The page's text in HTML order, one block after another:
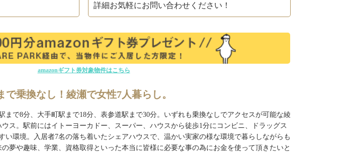
詳細お気軽にお問い合わせください！
amazonギフト券対象物件はこちら
乗換なし！綾瀬で女性7人暮らし。
まで8分、大手町駅まで18分、表参道駅まで30分。いずれも乗換なしでアクセスが可能な綾
ス。駅前にはイトーヨーカドー、スーパー、ハウスから徒歩1分にコンビニ、ドラッグス
い環境。入居者7名の落ち着いたシェアハウスで、温かい実家の様な環境で暮らしながらも
夢や趣味、学業、資格取得といった本当に皆様に必要な事の為にお金を使って頂きたいと